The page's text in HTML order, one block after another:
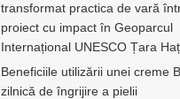
transformat practica de vară
proiect cu impact în Geoparcul
Internațional UNESCO Țara
Beneficiile utilizării unei creme
zilnică de îngrijire a pielii